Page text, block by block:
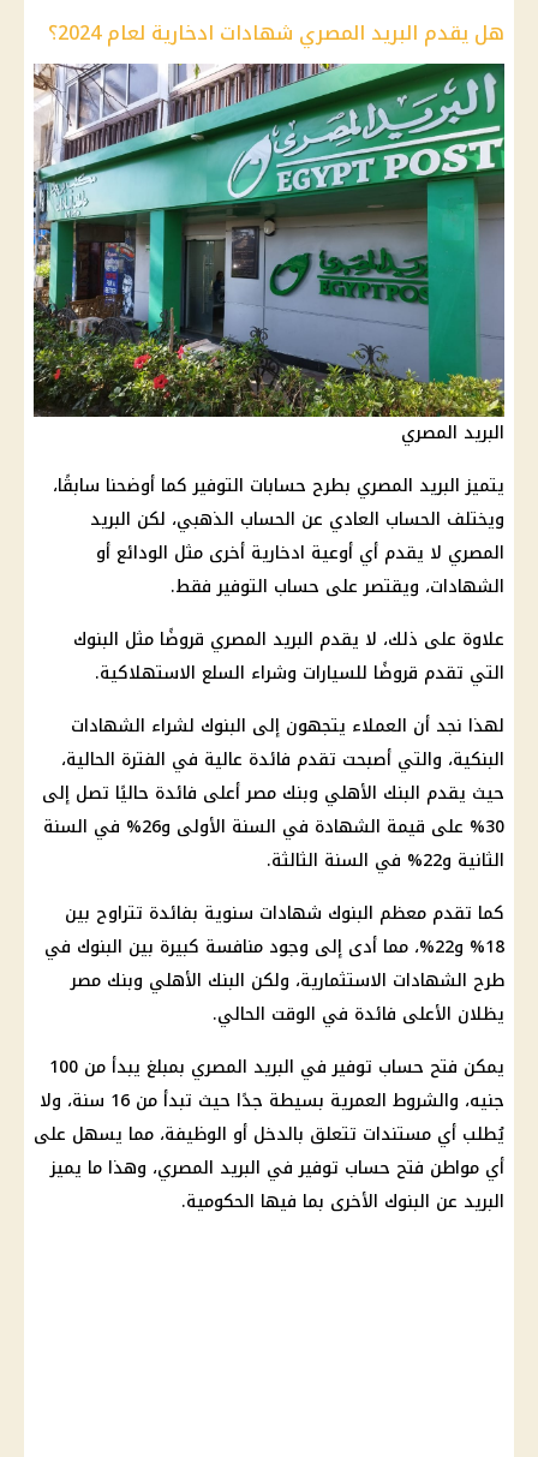
هل يقدم البريد المصري شهادات ادخارية لعام 2024؟
البريد المصري
يتميز البريد المصري بطرح حسابات التوفير كما أوضحنا سابقًا،
ويختلف الحساب العادي عن الحساب الذهبي، لكن البريد
المصري لا يقدم أي أوعية ادخارية أخرى مثل الودائع أو
الشهادات، ويقتصر على حساب التوفير فقط.
علاوة على ذلك، لا يقدم البريد المصري قروضًا مثل البنوك
التي تقدم قروضًا للسيارات وشراء السلع الاستهلاكية.
لهذا نجد أن العملاء يتجهون إلى البنوك لشراء الشهادات
البنكية، والتي أصبحت تقدم فائدة عالية في الفترة الحالية،
حيث يقدم البنك الأهلي وبنك مصر أعلى فائدة حاليًا تصل إلى
30% على قيمة
الشهادة
في السنة الأولى و26% في السنة
الثانية و22% في السنة الثالثة.
كما تقدم معظم البنوك شهادات سنوية بفائدة تتراوح بين
18% و22%، مما أدى إلى وجود منافسة كبيرة بين
البنوك في
طرح الشهادات الاستثمارية، ولكن البنك الأهلي وبنك مصر
يظلان الأعلى فائدة في الوقت الحالي.
يمكن فتح حساب توفير في البريد
المصري بمبلغ يبدأ من 100
جنيه، والشروط العمرية بسيطة جدًا حيث تبدأ من 16 سنة، ولا
يُطلب أي مستندات تتعلق بالدخل أو الوظيفة، مما يسهل على
أي مواطن فتح حساب توفيرفي البريد المصري، وهذا ما يميز
البريد عن البنوك الأخرى بما فيها الحكومية.